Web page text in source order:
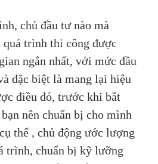
chủ đầu tư nào mà
quá trình thi công được
ngắn nhất, với mức đầu
đặc biệt là mang lại hiệu
điều đó, trước khi bắt
nên chuẩn bị cho mình
thể , chủ động ước lượng
trình, chuẩn bị kỹ lưỡng